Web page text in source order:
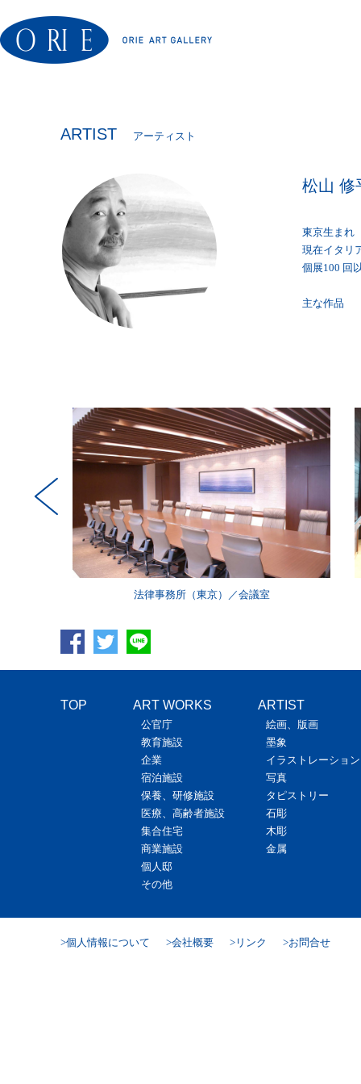
ARTIST アーティスト
松山 修
東京生まれ
現在イタリ
個展100 回
主な作品
法律事務所（東京）／会議室
TOP ART WORKS
公官庁
教育施設
企業
宿泊施設
保養、研修施設
医療、高齢者施設
集合住宅
商業施設
個人邸
その他
ARTIST
絵画、版画
墨象
イラストレーション
写真
タピストリー
石彫
木彫
金属
個人情報について 会社概要 リンク お問合せ